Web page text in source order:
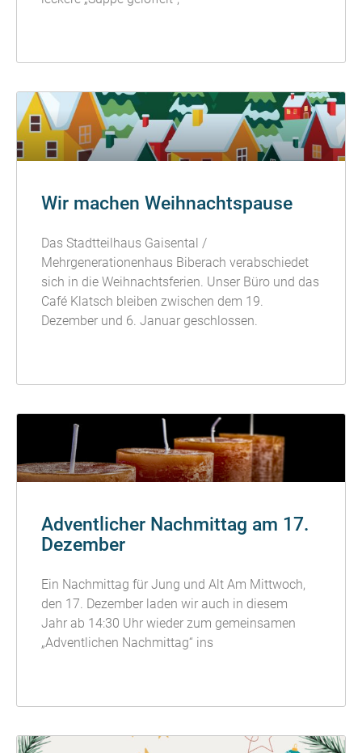
Wir machen Weihnachtspause
Das Stadtteilhaus Gaisental /
Mehrgenerationenhaus Biberach verabschiedet
sich in die Weihnachtsferien. Unser Büro und das
Café Klatsch bleiben zwischen dem 19.
Dezember und 6. Januar geschlossen.
Adventlicher Nachmittag am 17.
Dezember
Ein Nachmittag für Jung und Alt Am Mittwoch,
den 17. Dezember laden wir auch in diesem
Jahr ab 14:30 Uhr wieder zum gemeinsamen
„Adventlichen Nachmittag“ ins